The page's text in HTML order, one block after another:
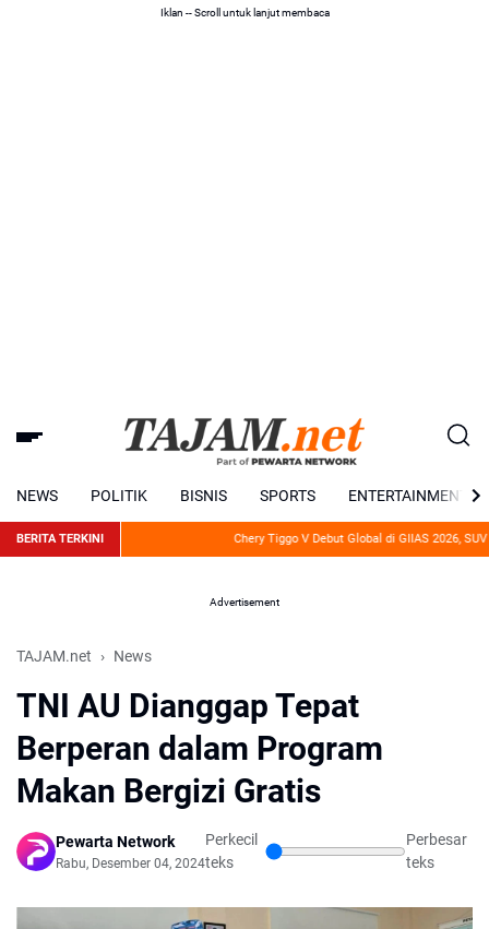
Iklan -- Scroll untuk lanjut membaca
NEWS POLITIK BISNIS SPORTS ENTERTAINMENT
BERITA TERKINI Chery Tiggo V Debut Global di GIIAS 2026, SUV
Advertisement
TAJAM.net News
TNI AU Dianggap Tepat
Berperan dalam Program
Makan Bergizi Gratis
Pewarta Network
Rabu, Desember 04, 2024
Perkecil
teks
Perbesar
teks